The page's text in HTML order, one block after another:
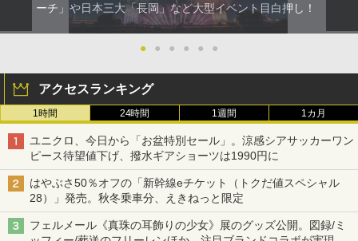
ーチ」や日本三大「長岡」など大型イベント目白押し！
● ● ● ● ● ●
アクセスランキング
1時間 24時間 1週間 1カ月
ユニクロ、今日から「お盆特別セール」。涼感シアサッカーワン
ピース待望値下げ、撥水ギアショーツは1990円に
はやぶさ50％オフの「新幹線eチケット（トクだ値スペシャル
28）」発売。秋冬乗車分、えきねっと限定
フェルメール《真珠の耳飾りの少女》展のグッズ公開。図録/ミ